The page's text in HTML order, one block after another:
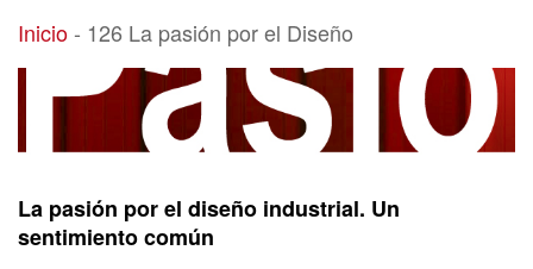
126 La pasión por el Diseño
Inicio- 126 La pasión por el Diseño
La pasión por el diseño industrial. Un
sentimiento común